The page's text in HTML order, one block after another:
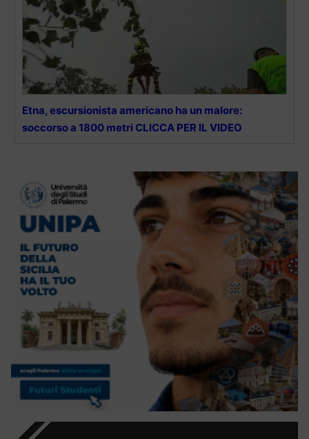
Etna, escursionista americano ha un malore:
soccorso a 1800 metri CLICCA PER IL VIDEO